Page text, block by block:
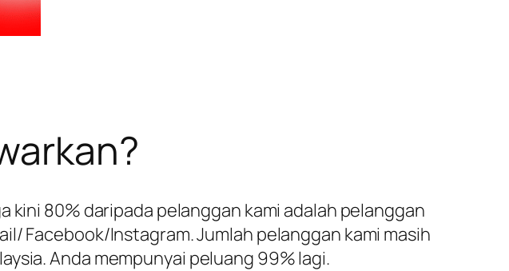
80% daripada pelanggan kami adalah pelanggan
Facebook/Instagram. Jumlah pelanggan kami masih
Anda mempunyai peluang 99% lagi.